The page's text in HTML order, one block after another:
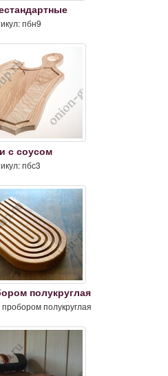
пбн9
с соусом
пбс3
полукруглая
полукруглая